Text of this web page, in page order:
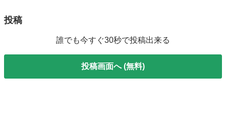
投稿
誰でも今すぐ30秒で投稿出来る
投稿画面へ (無料)